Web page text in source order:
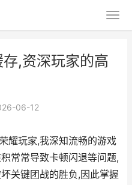
,资深玩家的高
06-12
耀玩家,我深知流畅的游戏
常常导致卡顿闪退等问题,
关键团战的胜负,因此掌握